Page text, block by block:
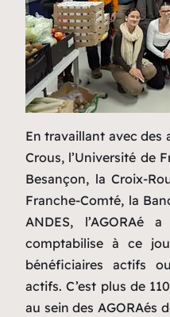
En travaillant avec des
Crous, l’Université de
Besançon, la Croix-
Franche-Comté, la
ANDES, l’AGORAé
comptabilise à ce
bénéficiaires actifs
actifs. C’est plus de
au sein des AGORAés